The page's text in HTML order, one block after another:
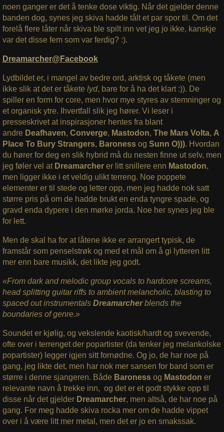
noen ganger er det å tenke dose viktig. Når det gjelder denne
banden dog, synes jeg skiva hadde tålt et par spor til. Om det
forelå flere låter når skiva ble spilt inn vet jeg jo ikke, kanskje
var det disse fem som var ferdig? :).
Dreamarcher@Facebook
Lydbildet er, i mangel av bedre ord, arktisk og tåkete (men
ikke slik at det er tåkete lyd, bare for å ha det klart :)). De
spiller en form for core, men hvor mye styres av stemninger og
et organisk ytre. Ihvertfall slik jeg hører. Vi leser i
presseskrivet at inspirasjoner hentes fra blant
andre Deafhaven, Converge, Mastodon, The Mars Volta, A
Place To Bury Strangers, Baroness og Sunn O))). Hvordan
du hører for deg en slik hybrid må du nesten finne ut selv, men
jeg føler vel at Dreamarcherer litt snillere enn Mastodon,
men ligger ikke i et veldig ulikt terreng. Noe poppete
elementer er til stede og letter opp, men jeg hadde nok satt
større pris på om de hadde brukt en enda tyngre spade, og
gravd enda dypere i den mørke jorda. Noe her synes jeg ble
for lett.
Men de skal ha for at låtene ikke er arrangert typisk, de
framstår som penselstrøk og med et mål om å gi lytteren litt
mer enn bare musikk, det likte jeg godt.
«From dark and melodic group vocals to hardcore screams,
head splitting guitar riffs to ambient melancholic, blasting to
spaced out instrumentals Dreamarcherblends the
boundaries of genre.»
Soundet er kjølig, og vekslende kaotisk/hardt og svevende,
ofte over i terrenget der popartister (da tenker jeg melankolske
popartister) legger igjen sitt fornødne. Og jo, de har noe på
gang, jeg likte det, men har nok mer sansen for band som er
større i denne sjangeren. Både Baronessog Mastodon er
relevante navn å trekke inn, og det er et godt stykke opp til
disse når det gjelder Dreamarcher, men altså, de har noe på
gang. For meg hadde skiva rocka mer om de hadde vippet
over i å være litt mer metal, men det er jo en smakssak.